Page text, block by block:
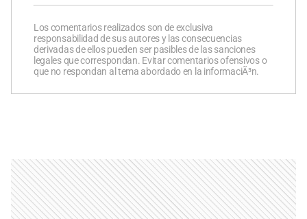
Los comentarios realizados son de exclusiva
responsabilidad de sus autores y las consecuencias
derivadas de ellos pueden ser pasibles de las sanciones
legales que correspondan. Evitar comentarios ofensivos o
que no respondan al tema abordado en la informaciÃ³n.